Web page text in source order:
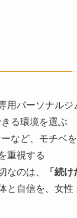
用パーソナルジ
る環境を選ぶ
など、モチベ
重視する
なのは、
「続
と自信を、女